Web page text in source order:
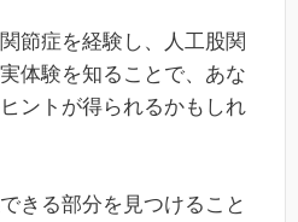
節症を経験し、人工股関
体験を知ることで、あな
ントが得られるかもしれ
きる部分を見つけること